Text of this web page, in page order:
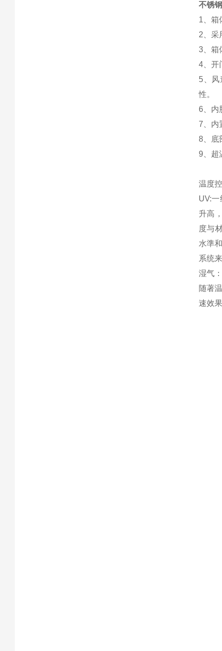
不锈
1、箱
2、采
3、箱
4、开
5、风
性。
6、内
7、内
8、底
9、超
温度
UV:
升高
度与
水準
系统
湿气
随著
速效